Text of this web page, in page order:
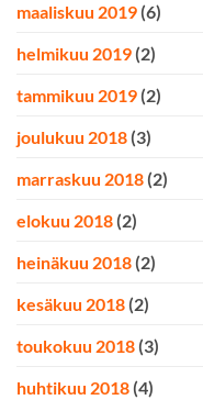
maaliskuu 2019 (6)
helmikuu 2019 (2)
tammikuu 2019 (2)
joulukuu 2018 (3)
marraskuu 2018 (2)
elokuu 2018 (2)
heinäkuu 2018 (2)
kesäkuu 2018 (2)
toukokuu 2018 (3)
huhtikuu 2018 (4)